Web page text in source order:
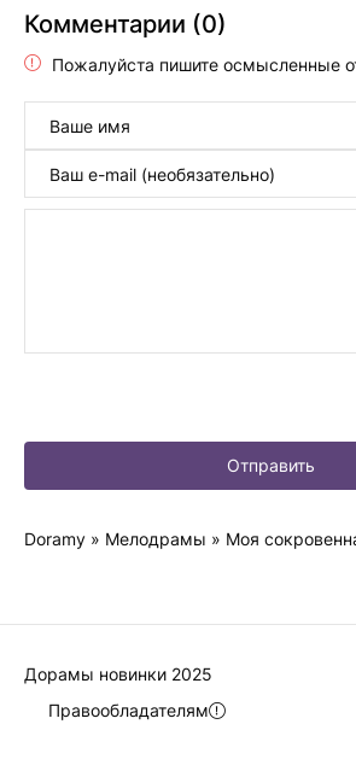
Комментарии (0)
Пожалуйста пишите осмысленные
Отправить
Doramy » Мелодрамы » Моя
Дорамы новинки 2025
Правообладателям